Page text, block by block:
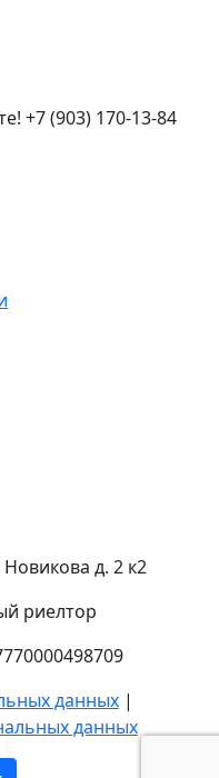
+7 (903) 170-13-84
д. 2 к2
риелтор
данных |
данных